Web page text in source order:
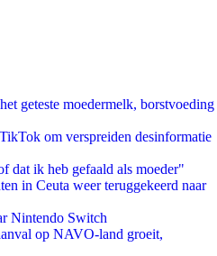
geteste moedermelk, borstvoeding
om verspreiden desinformatie
dat ik heb gefaald als moeder"
in Ceuta weer teruggekeerd naar
Nintendo Switch
op NAVO-land groeit,